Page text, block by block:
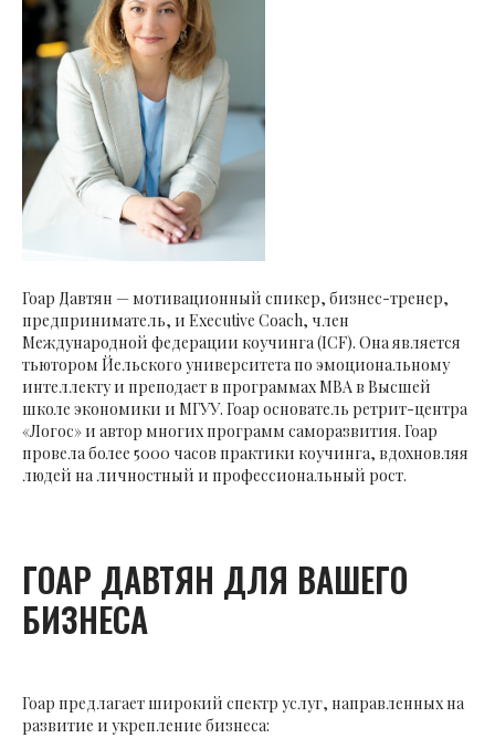
Гоар Давтян — мотивационный спикер, бизнес-тренер,
предприниматель, и Executive Coach, член
Международной федерации коучинга (ICF). Она является
тьютором Йельского университета по эмоциональному
интеллекту и преподает в программах MBA в Высшей
школе экономики и МГУУ. Гоар основатель ретрит-центра
«Логос» и автор многих программ саморазвития. Гоар
провела более 5000 часов практики коучинга, вдохновляя
людей на личностный и профессиональный рост.
ГОАР ДАВТЯН ДЛЯ ВАШЕГО
БИЗНЕСА
Гоар предлагает широкий спектр услуг, направленных на
развитие и укрепление бизнеса: